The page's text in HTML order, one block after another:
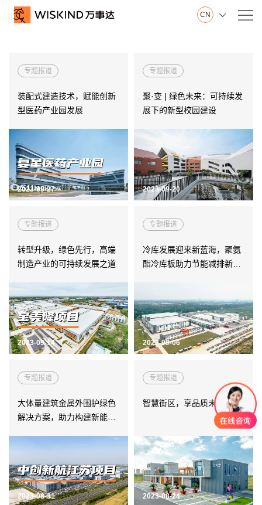
CN 
们
山东制造基地
创新中心
发展历程
荣誉证书
视频在线
产品服务
产
服
墙面系统
屋面系统
楼面系统
洁净室围护
冷库围护
得默产品系列
全面解决方案
经
案
例
电子科技
综合产业园
冶金化工
交通运输
能源动力
生命医药
2023-09-27
专题报道
装配式建造技术，赋能创新
型医药产业园发展
2023-09-20
专题报道
聚·变 | 绿色未来：可持续发
展下的新型校园建设
2023-09-14
专题报道
转型升级，绿色先行，高端
制造产业的可持续发展之道
2023-09-06
专题报道
冷库发展迎来新蓝海，聚氨
酯冷库板助力节能减排新时
2023-08-31
专题报道
大体量建筑金属外围护绿色
解决方案，助力构建新能源
2023-08-24
专题报道
智慧街区，享品质未来